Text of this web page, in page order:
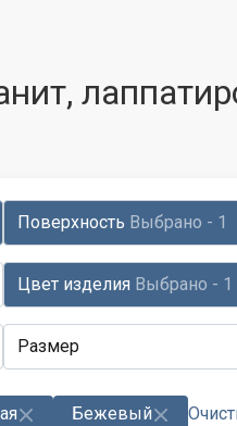
Поверхность Выбрано - 1
Цвет изделия Выбрано - 1
Размер
Бежевый